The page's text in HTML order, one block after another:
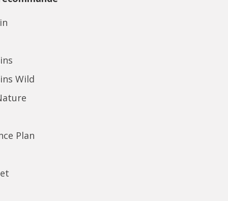
Wild
Plan